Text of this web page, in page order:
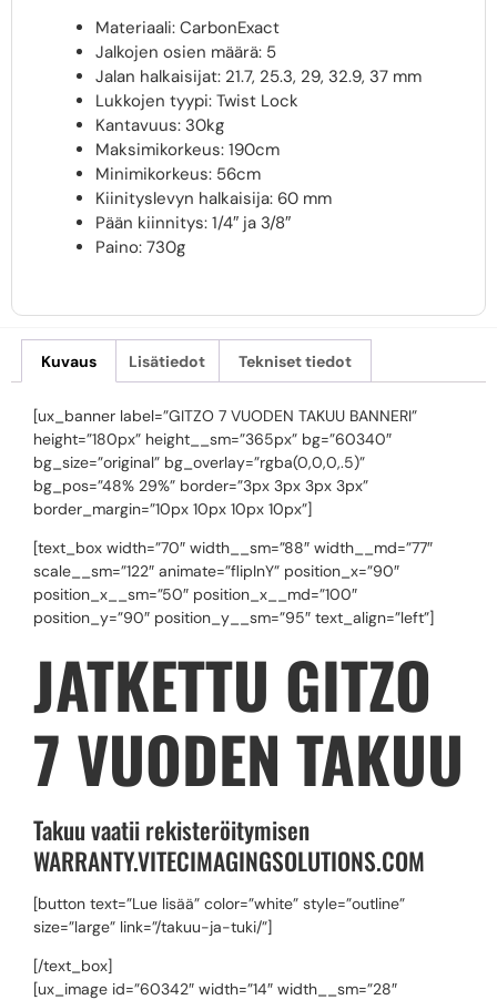
Materiaali: CarbonExact
Jalkojen osien määrä: 5
Jalan halkaisijat: 21.7, 25.3, 29, 32.9, 37 mm
Lukkojen tyypi: Twist Lock
Kantavuus: 30kg
Maksimikorkeus: 190cm
Minimikorkeus: 56cm
Kiinityslevyn halkaisija: 60 mm
Pään kiinnitys: 1/4″ ja 3/8″
Paino: 730g
Kuvaus Lisätiedot Tekniset tiedot
[ux_banner label=”GITZO 7 VUODEN TAKUU BANNERI”
height=”180px” height__sm=”365px” bg=”60340″
bg_size=”original” bg_overlay=”rgba(0,0,0,.5)”
bg_pos=”48% 29%” border=”3px 3px 3px 3px”
border_margin=”10px 10px 10px 10px”]
[text_box width=”70″ width__sm=”88″ width__md=”77″
scale__sm=”122″ animate=”flipInY” position_x=”90″
position_x__sm=”50″ position_x__md=”100″
position_y=”90″ position_y__sm=”95″ text_align=”left”]
JATKETTU GITZO
7 VUODEN TAKUU
Takuu vaatii rekisteröitymisen
WARRANTY.VITECIMAGINGSOLUTIONS.COM
[button text=”Lue lisää” color=”white” style=”outline”
size=”large” link=”/takuu-ja-tuki/”]
[/text_box]
[ux_image id=”60342″ width=”14″ width__sm=”28″